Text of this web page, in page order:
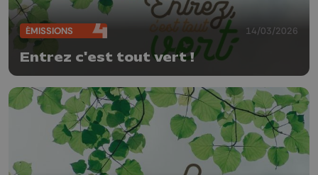
ÉMISSIONS 14/03/2026
Entrez c'est tout vert !